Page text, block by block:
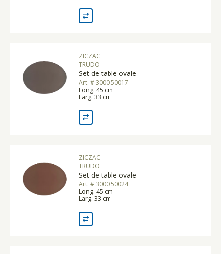
ZICZAC
TRUDO
Set de table ovale
Art. # 3000.50017
Long. 45 cm
Larg. 33 cm
ZICZAC
TRUDO
Set de table ovale
Art. # 3000.50024
Long. 45 cm
Larg. 33 cm